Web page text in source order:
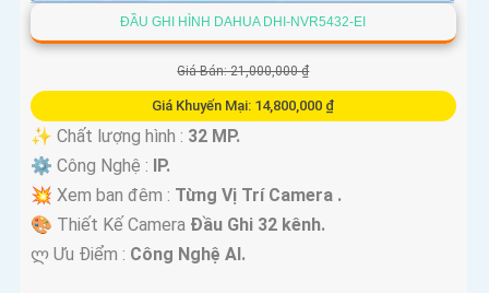
ĐẦU GHI HÌNH DAHUA DHI-NVR5432-EI
Giá Bán: 21,000,000 ₫
Giá Khuyến Mại: 14,800,000 ₫
✨ Chất lượng hình : 32 MP.
⚙ Công Nghệ :
IP.
💥 Xem ban đêm : Từng Vị Trí Camera .
🎨 Thiết Kế Camera Đầu Ghi 32 kênh.
️ლ Ưu Điểm : Công Nghệ AI.